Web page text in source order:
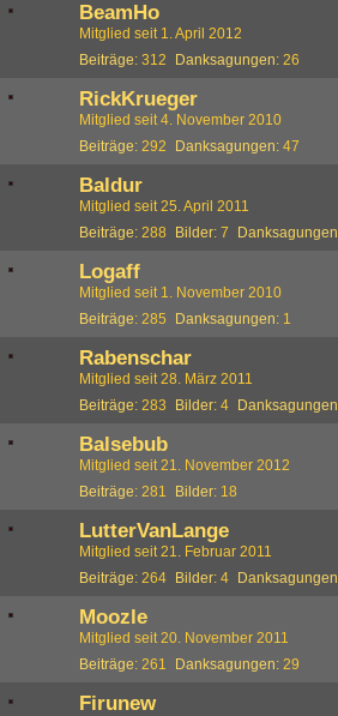
BeamHo
Mitglied seit 1. April 2012
Beiträge 312 Danksagungen 26
RickKrueger
Mitglied seit 4. November 2010
Beiträge 292 Danksagungen 47
Baldur
Mitglied seit 25. April 2011
Beiträge 288 Bilder 7 Danksagungen
Logaff
Mitglied seit 1. November 2010
Beiträge 285 Danksagungen 1
Rabenschar
Mitglied seit 28. März 2011
Beiträge 283 Bilder 4 Danksagungen
Balsebub
Mitglied seit 21. November 2012
Beiträge 281 Bilder 18
LutterVanLange
Mitglied seit 21. Februar 2011
Beiträge 264 Bilder 4 Danksagungen
Moozle
Mitglied seit 20. November 2011
Beiträge 261 Danksagungen 29
Firunew